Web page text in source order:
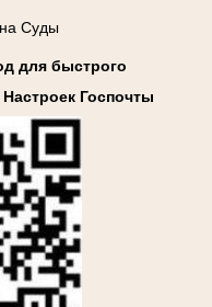
Суды
для быстрого
Госпочты